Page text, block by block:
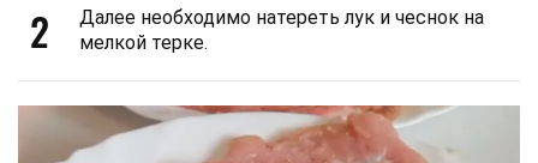
2
Далее необходимо натереть лук и чеснок на
мелкой терке.